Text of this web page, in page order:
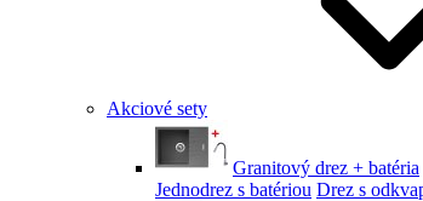
Akciové sety
Granitový drez + batéria
Jednodrez s batériou Drez s